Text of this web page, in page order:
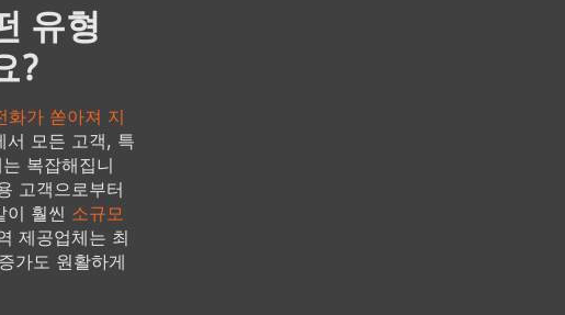
유형
?
화가 쏟아져 지
서 모든 고객, 특
복잡해집니
고객으로부터
이 훨씬 소규모
제공업체는 최
가도 원활하게